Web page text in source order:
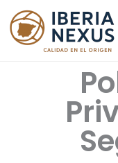
contenido
politica de